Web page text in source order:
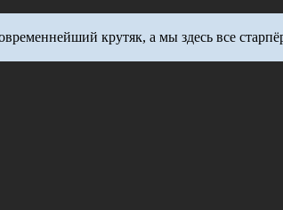
крутяк, а мы здесь все